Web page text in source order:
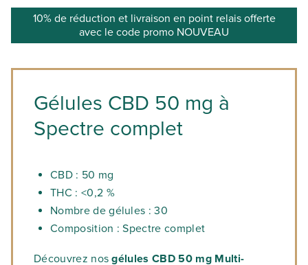
10% de réduction et livraison en point relais offerte
avec le code promo NOUVEAU
Gélules CBD 50 mg à
Spectre complet
CBD : 50 mg
THC : <0,2 %
Nombre de gélules : 30
Composition : Spectre complet
Découvrez nosgélules CBD 50 mg Multi-